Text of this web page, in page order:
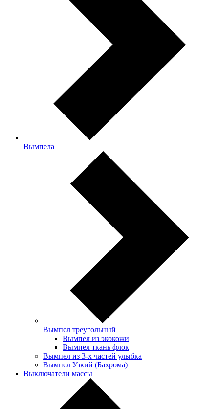
Вымпела
Вымпел треугольный
Вымпел из экокожи
Вымпел ткань флок
Вымпел из 3-х частей улыбка
Вымпел Узкий (Бахрома)
Выключатели массы